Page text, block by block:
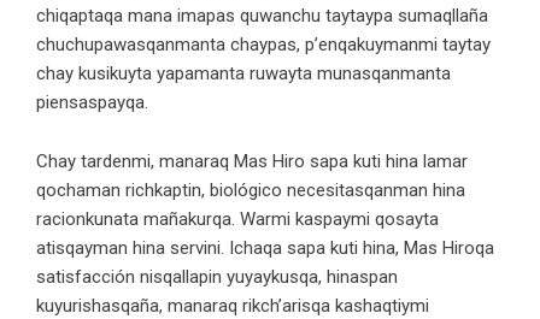
chiqaptaqa mana imapas quwanchu taytaypa sumaqllaña
chuchupawasqanmanta chaypas, p’enqakuymanmi taytay
chay kusikuyta yapamanta ruwayta munasqanmanta
piensaspayqa.
Chay tardenmi, manaraq Mas Hiro sapa kuti hina lamar
qochaman richkaptin, biológico necesitasqanman hina
racionkunata mañakurqa. Warmi kaspaymi qosayta
atisqayman hina servini. Ichaqa sapa kuti hina, Mas Hiroqa
satisfacción nisqallapin yuyaykusqa, hinaspan
kuyurishasqaña, manaraq rikch’arisqa kashaqtiymi